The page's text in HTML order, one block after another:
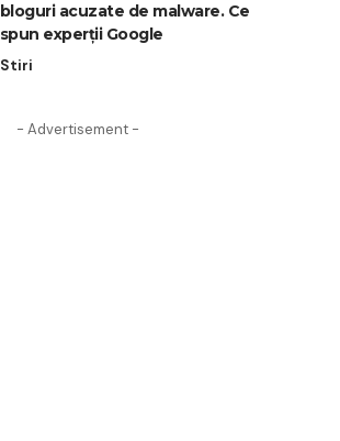
bloguri acuzate de malware. Ce
spun experții Google
Stiri
- Advertisement -